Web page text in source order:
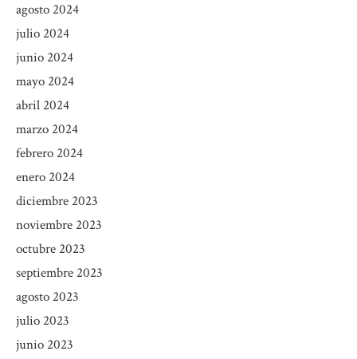
agosto 2024
julio 2024
junio 2024
mayo 2024
abril 2024
marzo 2024
febrero 2024
enero 2024
diciembre 2023
noviembre 2023
octubre 2023
septiembre 2023
agosto 2023
julio 2023
junio 2023